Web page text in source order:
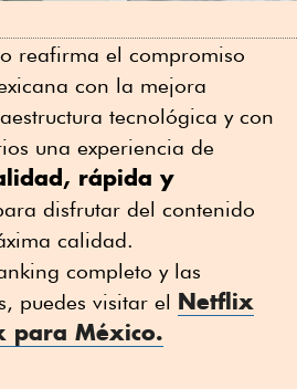
reafirma el compromiso
con la mejora
tecnológica y con
una experiencia de
rápida y
disfrutar del contenido
calidad.
completo y las
puedes visitar el Netflix
para México.